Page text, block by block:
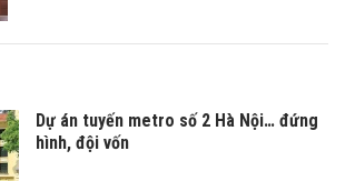
Dự án tuyến metro số 2 Hà Nội… đứng
hình, đội vốn